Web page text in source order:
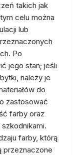
takich jak
celu można
lub
Po
jego stan; jeśli
należy je
do
zastosować
farby oraz
farby, którą
przeznaczone